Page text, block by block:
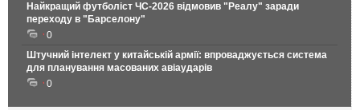
Найкращий футболіст ЧС-2026 відмовив "Реалу" заради
переходу в "Барселону"
0
Штучний інтелект у китайській армії: впроваджується система
для планування масованих авіаударів
0